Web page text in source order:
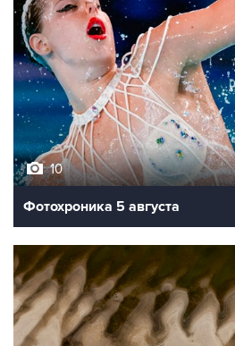
10
Фотохроника 5 августа